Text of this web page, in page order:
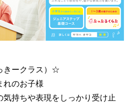
きークラス）☆
れのお子様
気持ちや表現をしっかり受け止